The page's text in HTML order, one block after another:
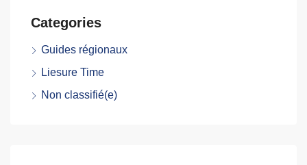
Categories
Guides régionaux
Liesure Time
Non classifié(e)